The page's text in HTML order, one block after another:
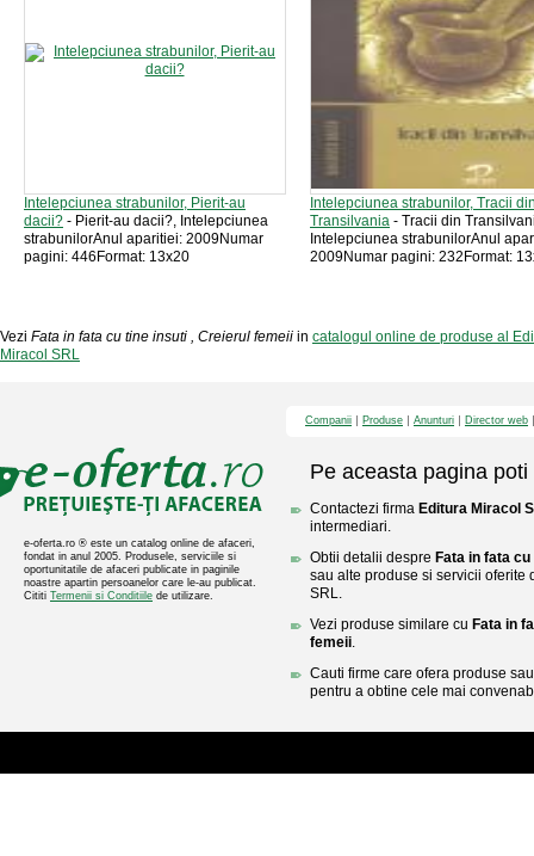
Intelepciunea strabunilor, Pierit-au
dacii? - Pierit-au dacii?, Intelepciunea
strabunilorAnul aparitiei: 2009Numar
pagini: 446Format: 13x20
Intelepciunea strabunilor, Tracii
Transilvania - Tracii din
Intelepciunea strabunilorAnul
2009Numar pagini: 232Format:
Vezi Fata in fata cu tine insuti , Creierul femeii in catalogul online de produse al
Miracol SRL
e-oferta.ro ® este un catalog online de afaceri,
fondat in anul 2005. Produsele, serviciile si
oportunitatile de afaceri publicate in paginile
noastre apartin persoanelor care le-au publicat.
Cititi Termenii si Conditiile de utilizare.
Companii Produse Anunturi Director web
Pe aceasta pagina poti
Contactezi firma Editura Miracol
intermediari.
Obtii detalii despre Fata in fata
sau alte produse si servicii oferite
SRL.
Vezi produse similare cu Fata in
femeii.
Cauti firme care ofera produse
pentru a obtine cele mai